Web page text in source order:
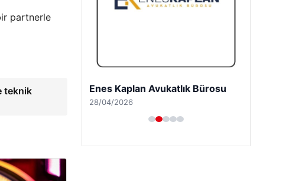
partnerle
teknik
Enes Kaplan Avukatlık Bürosu
28/04/2026